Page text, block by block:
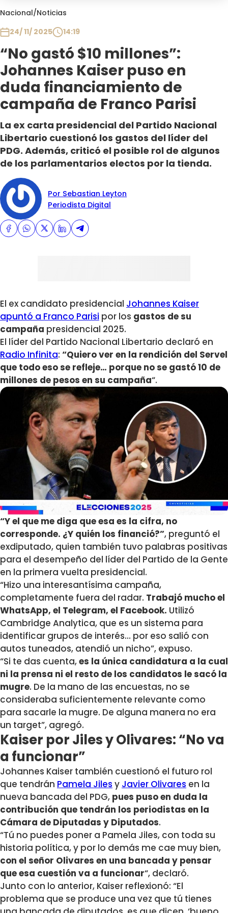
Nacional/Noticias
24/ 11/ 2025
14:19
“No gastó $10 millones”:
Johannes Kaiser puso en
duda financiamiento de
campaña de Franco Parisi
La ex carta presidencial del Partido Nacional
Libertario cuestionó los gastos del líder del
PDG. Además, criticó el posible rol de algunos
de los parlamentarios electos por la tienda.
Por Sebastian Leyton
Periodista Digital
El ex candidato presidencial Johannes Kaiser
apuntó a Franco Parisi por los gastos de su
campaña presidencial 2025.
El líder del Partido Nacional Libertario declaró en
Radio Infinita: “Quiero ver en la rendición del Servel
que todo eso se refleje… porque no se gastó 10 de
millones de pesos en su campaña“.
“Y el que me diga que esa es la cifra, no
corresponde. ¿Y quién los financió?”, preguntó el
exdiputado, quien también tuvo palabras positivas
para el desempeño del líder del Partido de la Gente
en la primera vuelta presidencial.
“Hizo una interesantísima campaña,
completamente fuera del radar. Trabajó mucho el
WhatsApp, el Telegram, el Facebook. Utilizó
Cambridge Analytica, que es un sistema para
identificar grupos de interés… por eso salió con
autos tuneados, atendió un nicho”, expuso.
“Si te das cuenta,es la única candidatura a la cual
ni la prensa ni el resto de los candidatos le sacó la
mugre. De la mano de las encuestas, no se
consideraba suficientemente relevante como
para sacarle la mugre. De alguna manera no era
un target”, agregó.
Kaiser por Jiles y Olivares: “No va
a funcionar”
Johannes Kaiser también cuestionó el futuro rol
que tendrán Pamela Jiles y Javier Olivares en la
nueva bancada del PDG, pues puso en duda la
contribución que tendrán los periodistas en la
Cámara de Diputadas y Diputados.
“Tú no puedes poner a Pamela Jiles, con toda su
historia política, y por lo demás me cae muy bien,
con el señor Olivares en una bancada y pensar
que esa cuestión va a funcionar“, declaró.
Junto con lo anterior, Kaiser reflexionó: “El
problema que se produce una vez que tú tienes
Club De La Comedia
Plan Perfecto
El Tiempo
Sabingo
Todos Los Programas